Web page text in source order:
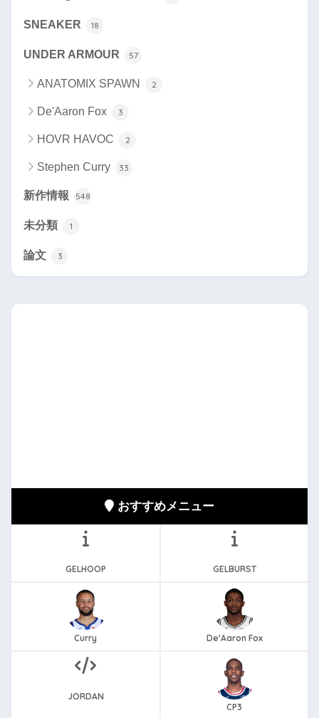
SNEAKER 18
UNDER ARMOUR 57
ANATOMIX SPAWN 2
De'Aaron Fox 3
HOVR HAVOC 2
Stephen Curry 33
新作情報 548
未分類 1
論文 3
おすすめメニュー
GELHOOP GELBURST
Curry De'Aaron Fox
JORDAN
CP3